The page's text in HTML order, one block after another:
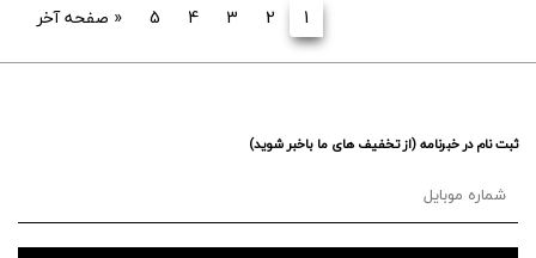
1
2
3
4
5
« صفحه آخر
ثبت نام در خبرنامه (از تخفیف های ما باخبر شوید)